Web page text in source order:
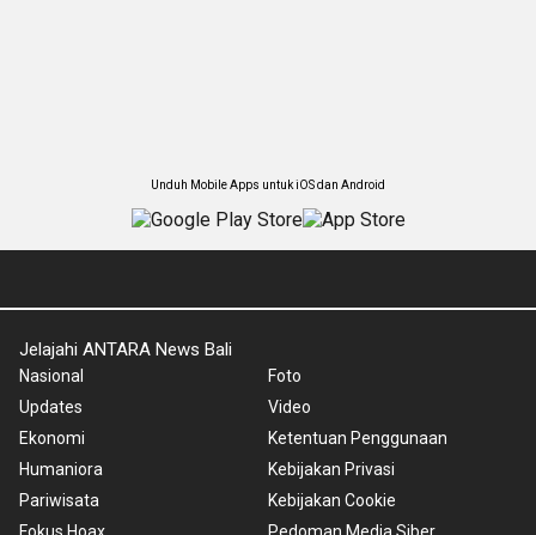
Unduh Mobile Apps untuk iOS dan Android
Jelajahi ANTARA News Bali
Nasional
Updates
Ekonomi
Humaniora
Pariwisata
Foto
Video
Ketentuan Penggunaan
Kebijakan Privasi
Kebijakan Cookie